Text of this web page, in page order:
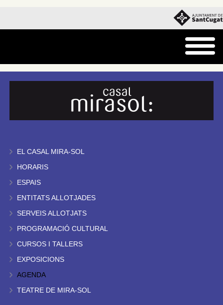
EL CASAL MIRA-SOL
HORARIS
ESPAIS
ENTITATS ALLOTJADES
SERVEIS ALLOTJATS
PROGRAMACIÓ CULTURAL
CURSOS I TALLERS
EXPOSICIONS
AGENDA
TEATRE DE MIRA-SOL